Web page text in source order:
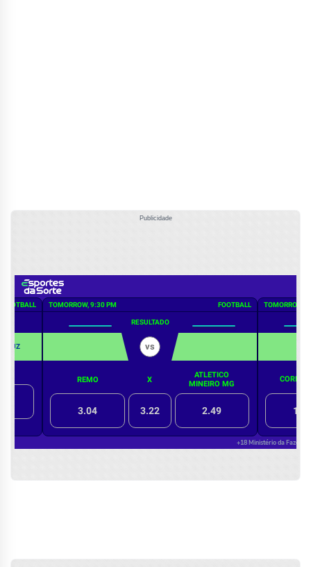
Publicidade